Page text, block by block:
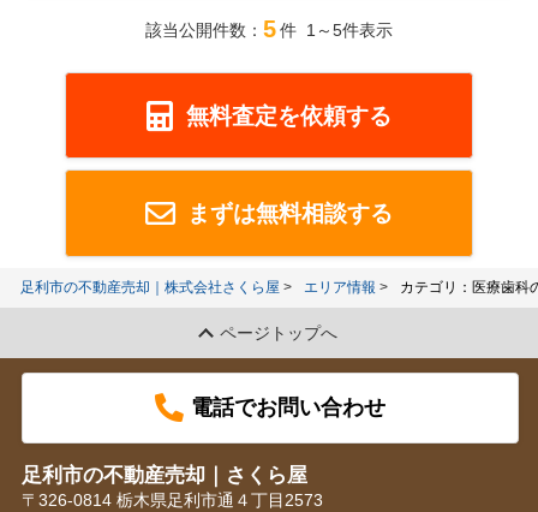
該当公開件数： 5件 1～5件表示
無料査定を依頼する
まずは無料相談する
足利市の不動産売却｜株式会社さくら屋 エリア情報 カテゴリ：医療歯科
ページトップへ
電話でお問い合わせ
足利市の不動産売却｜さくら屋
〒326-0814 栃木県足利市通４丁目2573